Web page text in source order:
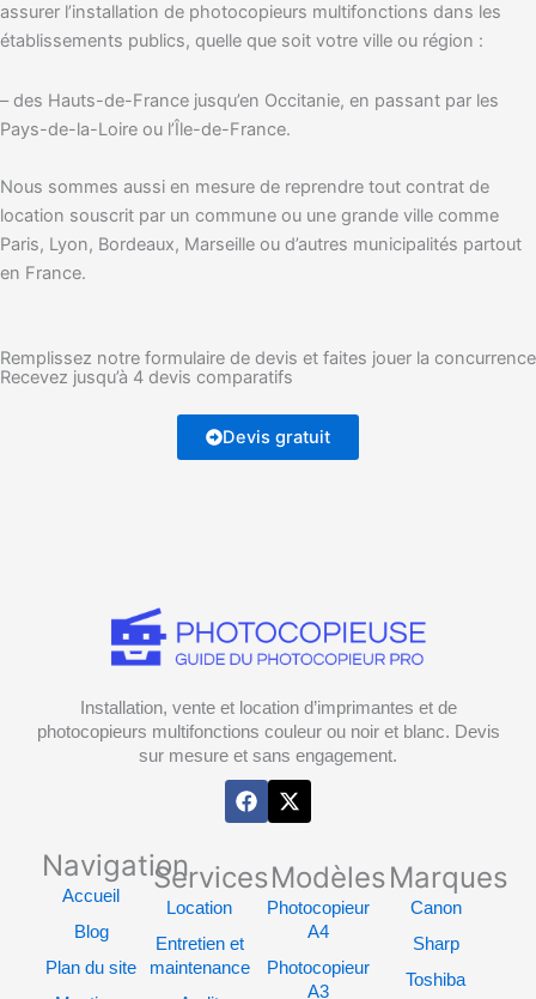
assurer l’installation de photocopieurs multifonctions dans les
établissements publics, quelle que soit votre ville ou région :
– des Hauts-de-France jusqu’en Occitanie, en passant par les
Pays-de-la-Loire ou l’Île-de-France.
Nous sommes aussi en mesure de reprendre tout contrat de
location souscrit par un commune ou une grande ville comme
Paris, Lyon, Bordeaux, Marseille ou d’autres municipalités partout
en France.
Remplissez notre formulaire de devis et faites jouer la concurrence
Recevez jusqu’à 4 devis comparatifs
Devis gratuit
Installation, vente et location d’imprimantes et de
photocopieurs multifonctions couleur ou noir et blanc. Devis
sur mesure et sans engagement.
F
a
c
b
o
X
-
t
i
t
t
r
Navigation
Accueil
Blog
Plan du site
Services
Location
Entretien et
maintenance
Modèles
Photocopieur
A4
Photocopieur
A3
Marques
Canon
Sharp
Toshiba